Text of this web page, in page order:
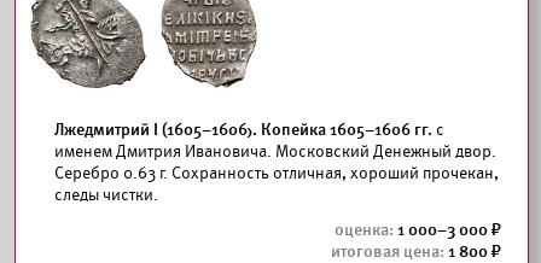
Лжедмитрий I (1605–1606). Копейка 1605–1606 гг. с
именем Дмитрия Ивановича. Московский Денежный двор.
Серебро 0.63 г. Сохранность отличная, хороший прочекан,
следы чистки.
1 000–3 000
1 800